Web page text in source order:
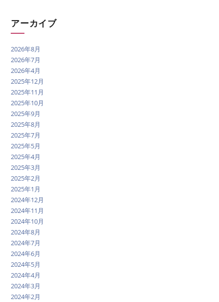
アーカイブ
2026年8月
2026年7月
2026年4月
2025年12月
2025年11月
2025年10月
2025年9月
2025年8月
2025年7月
2025年5月
2025年4月
2025年3月
2025年2月
2025年1月
2024年12月
2024年11月
2024年10月
2024年8月
2024年7月
2024年6月
2024年5月
2024年4月
2024年3月
2024年2月